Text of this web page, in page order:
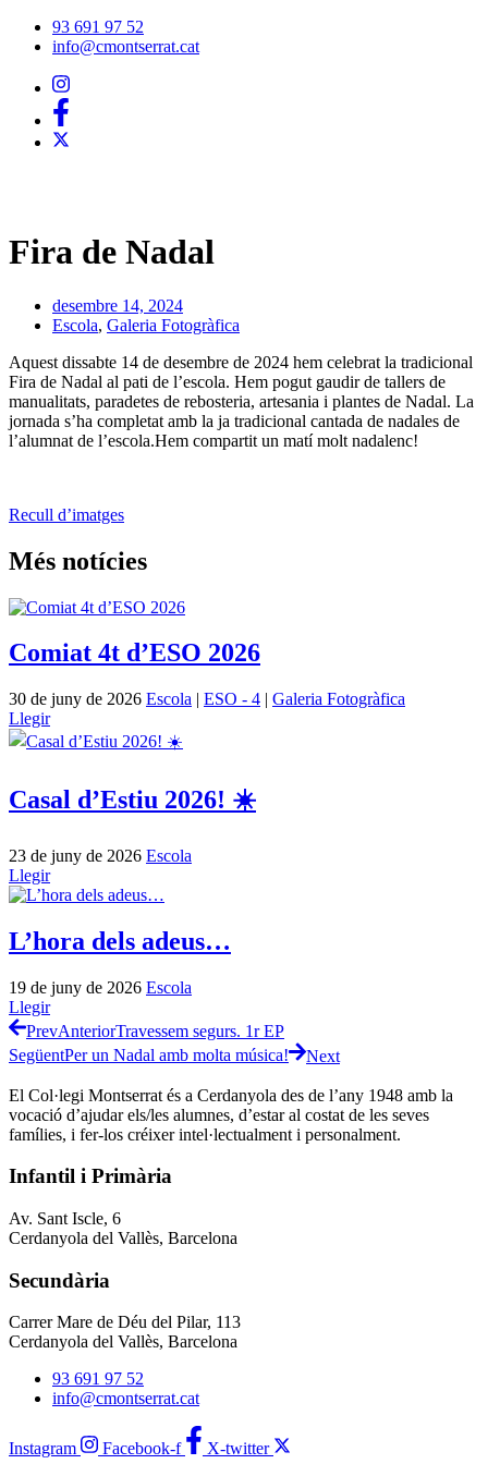
93 691 97 52
info@cmontserrat.cat
Fira de Nadal
desembre 14, 2024
Escola, Galeria Fotogràfica
Aquest dissabte 14 de desembre de 2024 hem celebrat la tradicional
Fira de Nadal al pati de l’escola. Hem pogut gaudir de tallers de
manualitats, paradetes de rebosteria, artesania i plantes de Nadal. La
jornada s’ha completat amb la ja tradicional cantada de nadales de
l’alumnat de l’escola.Hem compartit un matí molt nadalenc!
Recull d’imatges
Més notícies
Comiat 4t d’ESO 2026
30 de juny de 2026 Escola | ESO - 4 | Galeria Fotogràfica
Llegir
Casal d’Estiu 2026! ☀️
23 de juny de 2026 Escola
Llegir
L’hora dels adeus…
19 de juny de 2026 Escola
Llegir
PrevAnteriorTravessem segurs. 1r EP
SegüentPer un Nadal amb molta música! Next
El Col·legi Montserrat és a Cerdanyola des de l’any 1948 amb la
vocació d’ajudar els/les alumnes, d’estar al costat de les seves
famílies, i fer-los créixer intel·lectualment i personalment.
Infantil i Primària
Av. Sant Iscle, 6
Cerdanyola del Vallès, Barcelona
Secundària
Carrer Mare de Déu del Pilar, 113
Cerdanyola del Vallès, Barcelona
93 691 97 52
info@cmontserrat.cat
Instagram Facebook-f
X-twitter